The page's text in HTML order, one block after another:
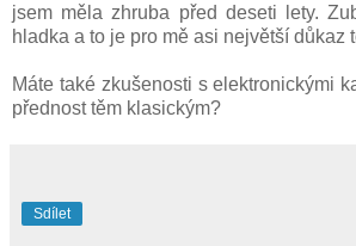
jsem měla zhruba před deseti lety.
hladka a to je pro mě asi největší důkaz
Máte také zkušenosti s elektronickými
přednost těm klasickým?
Sdílet